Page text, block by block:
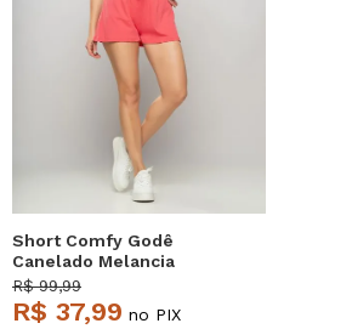
Short Comfy Godê
Canelado Melancia
Salvatore
R$ 99,99
R$ 37,99 no PIX